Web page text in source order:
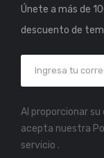
Únete a más de
descuento de
Al proporcionar
acepta nuestra
servicio .